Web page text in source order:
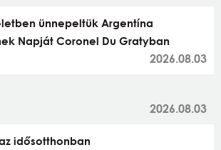
ünnepeltük Argentína
Napját Coronel Du Gratyban
2026.08.03
2026.08.03
idősotthonban